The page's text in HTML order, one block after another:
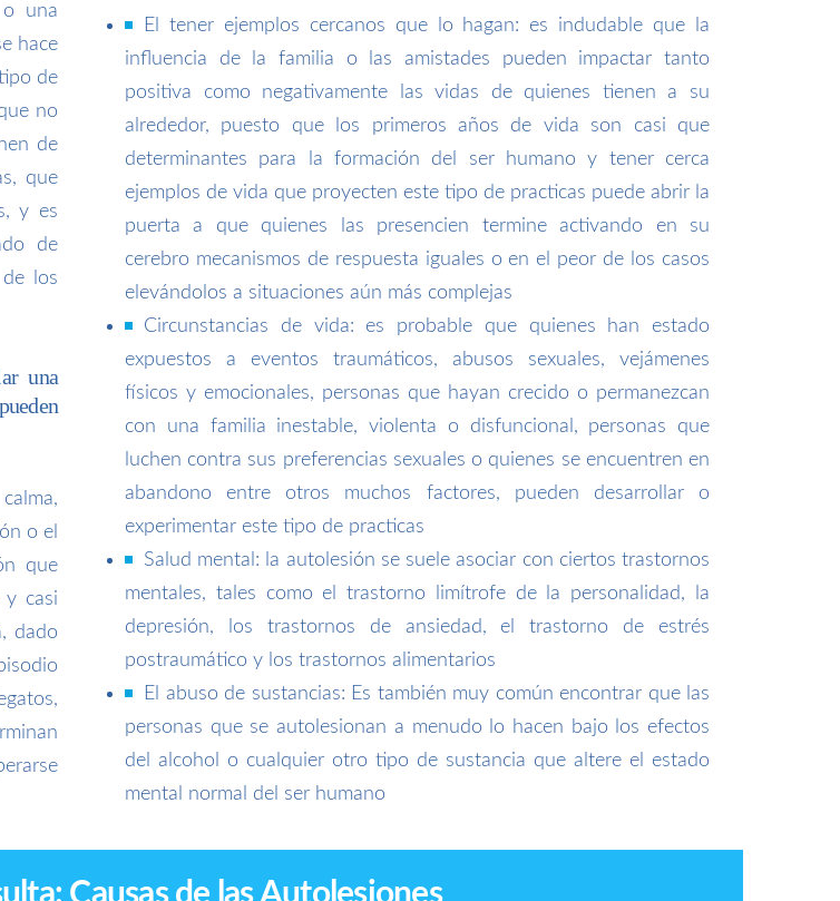
una
hace
de
no
de
que
y es
de
los
una
o el
que
y casi
dado
El tener ejemplos cercanos que lo hagan: es indudable que la
influencia de la familia o las amistades pueden impactar tanto
positiva como negativamente las vidas de quienes tienen a su
alrededor, puesto que los primeros años de vida son casi que
determinantes para la formación del ser humano y tener cerca
ejemplos de vida que proyecten este tipo de practicas puede abrir la
puerta a que quienes las presencien termine activando en su
cerebro mecanismos de respuesta iguales o en el peor de los casos
elevándolos a situaciones aún más complejas
Circunstancias de vida: es probable que quienes han estado
expuestos a eventos traumáticos, abusos sexuales, vejámenes
físicos y emocionales, personas que hayan crecido o permanezcan
con una familia inestable, violenta o disfuncional, personas que
luchen contra sus preferencias sexuales o quienes se encuentren en
abandono entre otros muchos factores, pueden desarrollar o
experimentar este tipo de practicas
Salud mental: la autolesión se suele asociar con ciertos trastornos
mentales, tales como el trastorno limítrofe de la personalidad, la
depresión, los trastornos de ansiedad, el trastorno de estrés
postraumático y los trastornos alimentarios
El abuso de sustancias: Es también muy común encontrar que las
personas que se autolesionan a menudo lo hacen bajo los efectos
del alcohol o cualquier otro tipo de sustancia que altere el estado
mental normal del ser humano
Causas de las Autolesiones